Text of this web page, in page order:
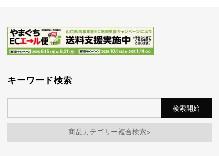
キーワード検索
商品カテゴリー複合検索>